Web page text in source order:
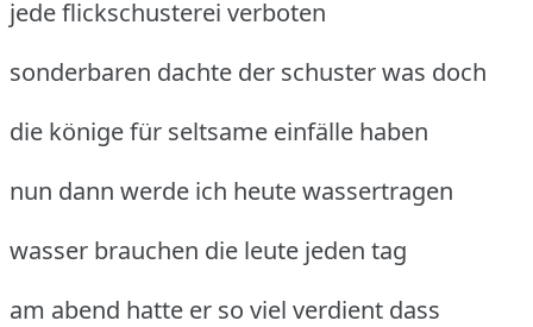
jede flickschusterei verboten
sonderbaren dachte der schuster was doch
die könige für seltsame einfälle haben
nun dann werde ich heute wassertragen
wasser brauchen die leute jeden tag
am abend hatte er so viel verdient dass